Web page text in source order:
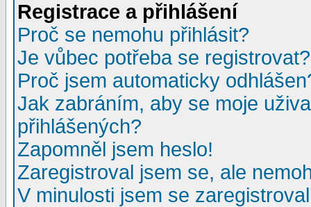
Registrace a přihlášení
Proč se nemohu přihlásit?
Je vůbec potřeba se registrovat?
Proč jsem automaticky
Jak zabráním, aby se moje
přihlášených?
Zapomněl jsem heslo!
Zaregistroval jsem se, ale
V minulosti jsem se